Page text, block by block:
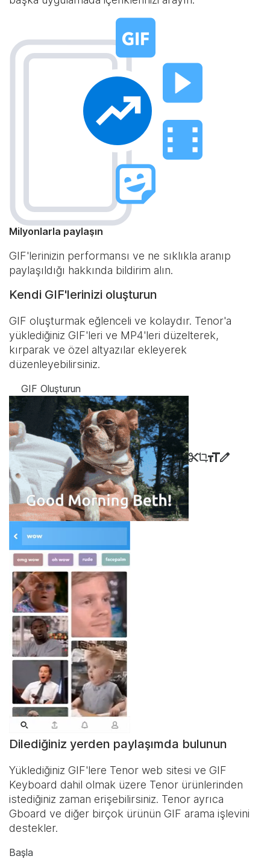
Milyonlarla paylaşın
GIF'lerinizin performansı ve ne sıklıkla aranıp
paylaşıldığı hakkında bildirim alın.
Kendi GIF'lerinizi oluşturun
GIF oluşturmak eğlenceli ve kolaydır. Tenor'a
yüklediğiniz GIF'leri ve MP4'leri düzelterek,
kırparak ve özel altyazılar ekleyerek
düzenleyebilirsiniz.
GIF Oluşturun
Dilediğiniz yerden paylaşımda bulunun
Yüklediğiniz GIF'lere Tenor web sitesi ve GIF
Keyboard dahil olmak üzere Tenor ürünlerinden
istediğiniz zaman erişebilirsiniz. Tenor ayrıca
Gboard ve diğer birçok ürünün GIF arama işlevini
destekler.
Başla